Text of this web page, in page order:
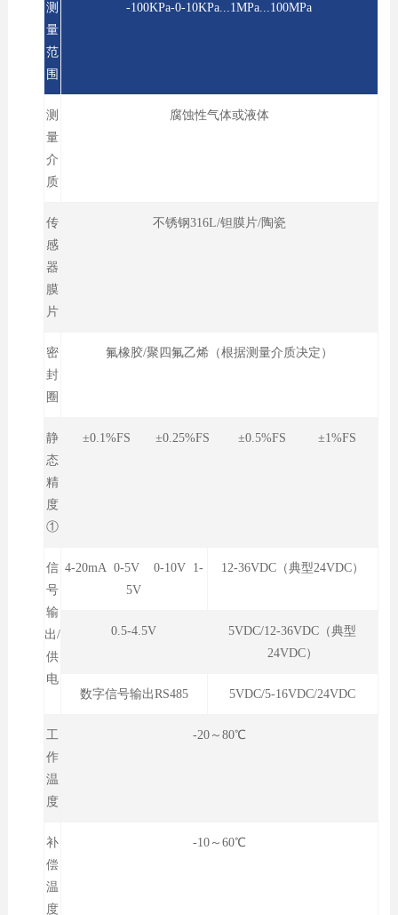
测
量
范
围
-100KPa-0-10KPa...1MPa...100MPa
测
量
介
质
腐蚀性气体或液体
传
感
器
膜
片
不锈钢316L/钽膜片/陶瓷
密
封
圈
氟橡胶/聚四氟乙烯（根据测量介质决定）
静
态
精
度
①
±0.1%FS ±0.25%FS ±0.5%FS ±1%FS
信
号
输
出/
供
电
4-20mA 0-5V 0-10V 1-
5V
12-36VDC（典型24VDC）
0.5-4.5V
5VDC/12-36VDC（典型
24VDC）
数字信号输出RS485 5VDC/5-16VDC/24VDC
工
作
温
度
-20～80℃
补
偿
温
度
-10～60℃